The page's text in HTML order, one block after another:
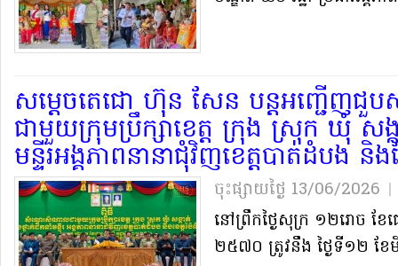
សម្តេច​តេជោ ហ៊ុន សែន បន្ត​អញ្ជើ
ជាមួយ​ក្រុមប្រឹក្សា​ខេត្ត ក្រុង ស្រុក ឃុំ សង្
មន្ទីរ​អង្គភាព​នានា​ជុំវិញ​ខេត្ត​បាត់ដំបង និ
ចុះផ្សាយថ្ងៃ​ 13/06/2026 |
នៅ​ព្រឹក​ថ្ងៃ​សុក្រ ១២​រោច ខែ​
២៥៧០ ត្រូវ​នឹង ថ្ងៃទី​១២ ខែ